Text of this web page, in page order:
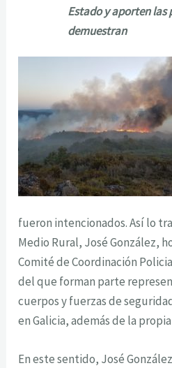
Estado y aporten las
demuestran
fueron intencionados. Así lo
Medio Rural, José González,
Comité de Coordinación
del que forman parte
cuerpos y fuerzas de
en Galicia, además de la
En este sentido, José